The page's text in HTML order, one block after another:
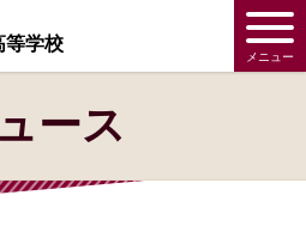
等学校
メニュー
ース